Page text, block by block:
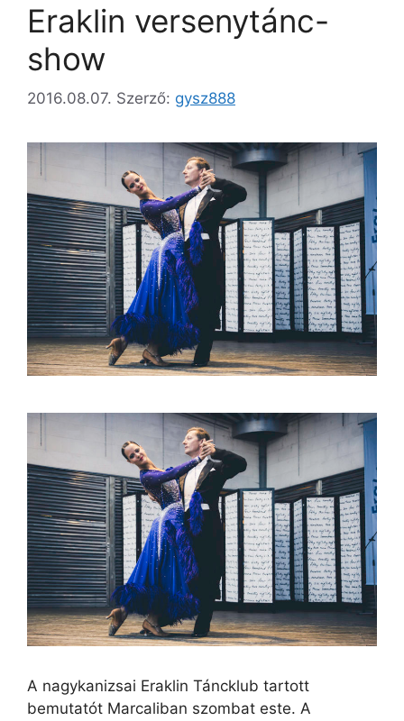
Eraklin versenytánc-
show
2016.08.07. Szerző: gysz888
A nagykanizsai Eraklin Táncklub tartott
bemutatót Marcaliban szombat este. A